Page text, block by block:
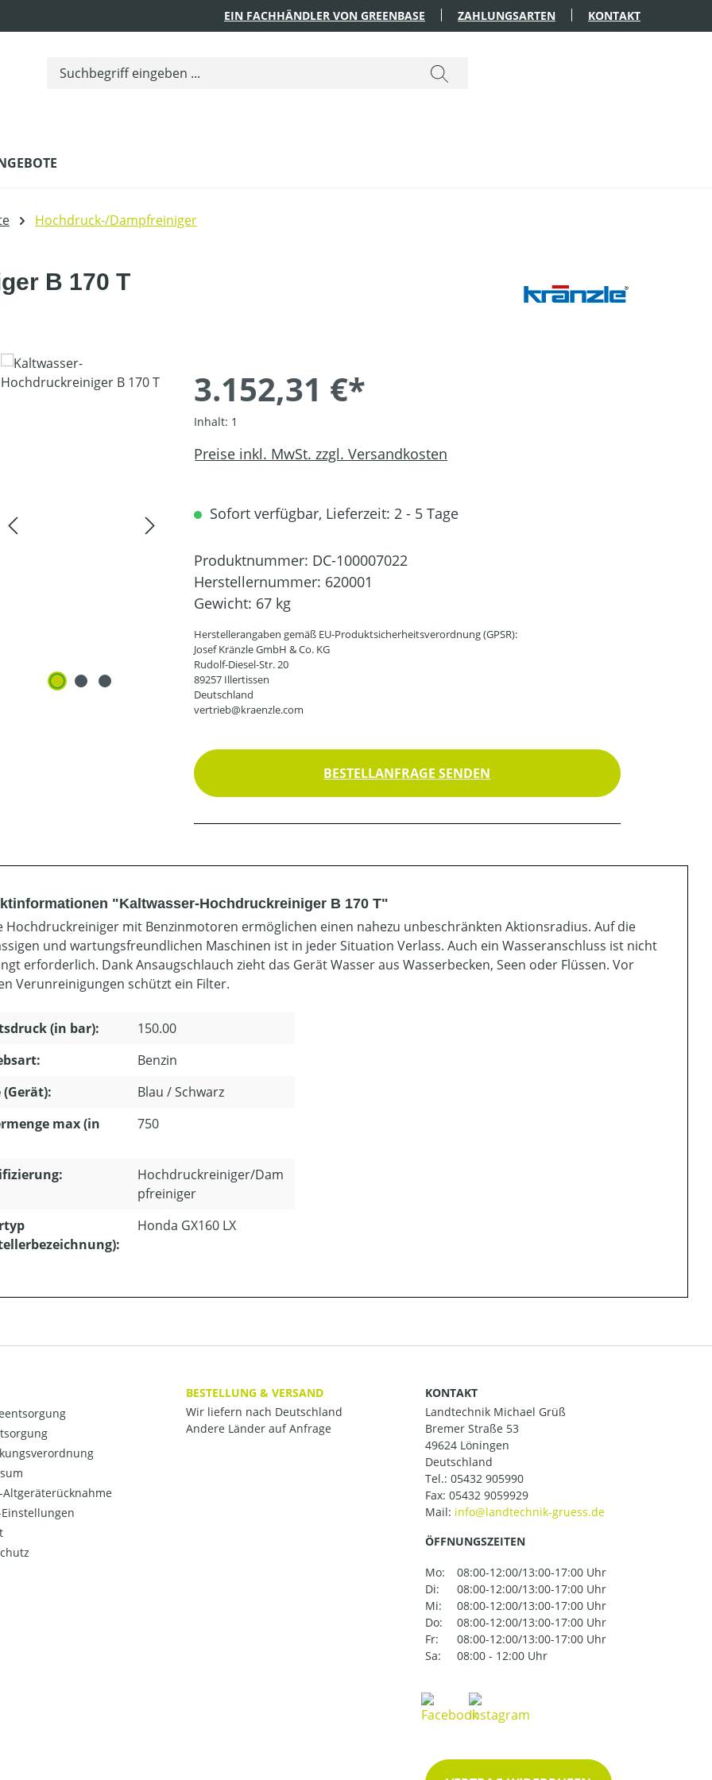
EIN FACHHÄNDLER VON GREENBASE ZAHLUNGSARTEN KONTAKT
Hochdruck-/Dampfreiniger
B 170 T
3.152,31 €*
Inhalt: 1
Preise inkl. MwSt. zzgl. Versandkosten
Sofort verfügbar, Lieferzeit: 2 - 5 Tage
Produktnummer: DC-100007022
Herstellernummer: 620001
Gewicht: 67 kg
Herstellerangaben gemäß EU-Produktsicherheitsverordnung (GPSR):
Josef Kränzle GmbH & Co. KG
Rudolf-Diesel-Str. 20
89257 Illertissen
Deutschland
vertrieb@kraenzle.com
BESTELLANFRAGE SENDEN
"Kaltwasser-Hochdruckreiniger B 170 T"
Hochdruckreiniger mit Benzinmotoren ermöglichen einen nahezu unbeschränkten Aktionsradius. Auf die
und wartungsfreundlichen Maschinen ist in jeder Situation Verlass. Auch ein Wasseranschluss ist nicht
erforderlich. Dank Ansaugschlauch zieht das Gerät Wasser aus Wasserbecken, Seen oder Flüssen. Vor
Verunreinigungen schützt ein Filter.
(in bar):
150.00
Benzin
(Gerät):
Blau / Schwarz
max (in
750
Hochdruckreiniger/Dam
pfreiniger
Honda GX160 LX
Altgeräterücknahme
Einstellungen
BESTELLUNG & VERSAND
Wir liefern nach Deutschland
Andere Länder auf Anfrage
KONTAKT
Landtechnik Michael Grüß
Bremer Straße 53
49624 Löningen
Deutschland
Tel.: 05432 905990
Fax: 05432 9059929
Mail:
ÖFFNUNGSZEITEN
Mo:
08:00-12:00/13:00-17:00 Uhr
Di:
08:00-12:00/13:00-17:00 Uhr
Mi:
08:00-12:00/13:00-17:00 Uhr
Do:
08:00-12:00/13:00-17:00 Uhr
Fr:
08:00-12:00/13:00-17:00 Uhr
Sa:
08:00 - 12:00 Uhr